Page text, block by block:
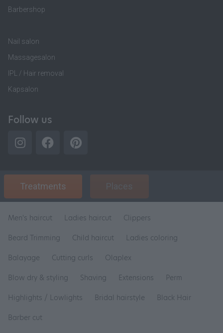
Barbershop
Nail salon
Massagesalon
IPL / Hair removal
Kapsalon
Follow us
Treatments Places
Men's haircut Ladies haircut
Clippers
Beard Trimming
Child haircut
Ladies coloring
Balayage
Cutting curls
Olaplex
Blow dry & styling
Shaving Extensions
Perm
Highlights / Lowlights
Bridal hairstyle
Black Hair
Barber cut